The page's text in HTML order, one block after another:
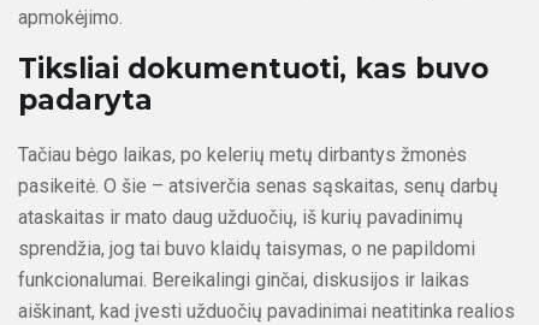
apmokėjimo.
Tiksliai dokumentuoti, kas buvo
padaryta
Tačiau bėgo laikas, po kelerių metų dirbantys žmonės
pasikeitė. O šie – atsiverčia senas sąskaitas, senų darbų
ataskaitas ir mato daug užduočių, iš kurių pavadinimų
sprendžia, jog tai buvo klaidų taisymas, o ne papildomi
funkcionalumai. Bereikalingi ginčai, diskusijos ir laikas
aiškinant, kad įvesti užduočių pavadinimai neatitinka realios